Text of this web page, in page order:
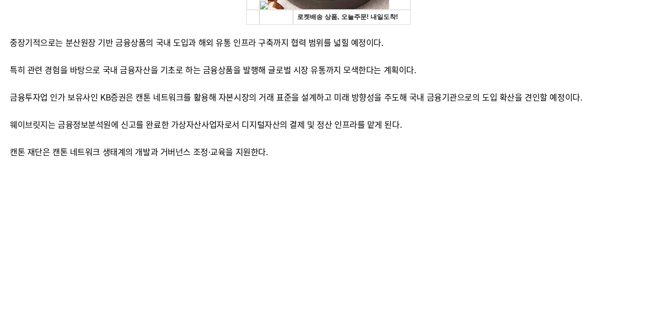
중장기적으로는 분산원장 기반 금융상품의 국내 도입과 해외 유통 인프라 구축까지 협력 범위를 넓힐 예정이다.
특히 관련 경험을 바탕으로 국내 금융자산을 기초로 하는 금융상품을 발행해 글로벌 시장 유통까지 모색한다는 계획이다.
금융투자업 인가 보유사인 KB증권은 캔톤 네트워크를 활용해 자본시장의 거래 표준을 설계하고 미래 방향성을 주도해 국내 금융기관으로의 도입 확산을 견인할 예정이다.
웨이브릿지는 금융정보분석원에 신고를 완료한 가상자산사업자로서 디지털자산의 결제 및 정산 인프라를 맡게 된다.
캔톤 재단은 캔톤 네트워크 생태계의 개발과 거버넌스 조정·교육을 지원한다.